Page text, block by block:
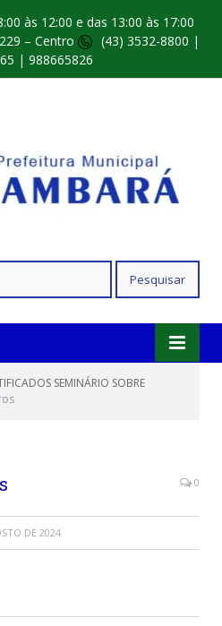
às 12:00 e das 13:00 às 17:00
– Centro
(43) 3532-8800 |
| 988665826
SEMINÁRIO SOBRE
0
DE 2024